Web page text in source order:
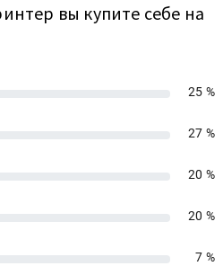
вы купите себе на
25 %
27 %
20 %
20 %
7 %